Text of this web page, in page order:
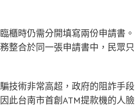
櫃時仍需分開填寫兩份申請書。
整合於同一張申請書中，民眾只
技術非常高超，政府的阻詐手段
此台南市首創ATM提款機的人臉